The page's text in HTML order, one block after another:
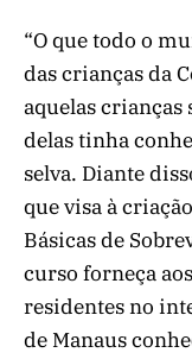
“O que todo o
das crianças da
aquelas crianças
delas tinha
selva. Diante
que visa à
Básicas de
curso forneça
residentes no
de Manaus